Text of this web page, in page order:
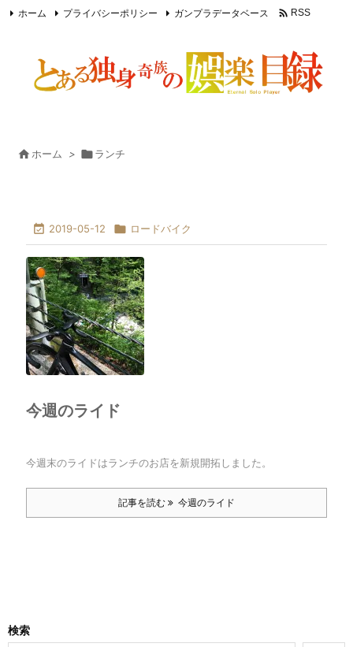
ホーム プライバシーポリシー ガンプラデータベース  RSS
ホーム > ランチ
 2019-05-12  ロードバイク
今週のライド
今週末のライドはランチのお店を新規開拓しました。
記事を読む 今週のライド
検索